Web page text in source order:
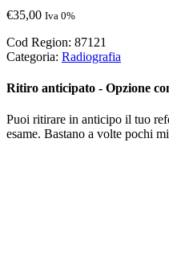
€35,00 Iva 0%
Cod Region: 87121
Categoria: Radiografia
Ritiro anticipato - Opzione
Puoi ritirare in anticipo il tuo
esame. Bastano a volte pochi